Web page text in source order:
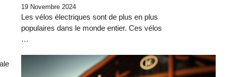
19 Novembre 2024
Les vélos électriques sont de plus en plus
populaires dans le monde entier. Ces vélos
…